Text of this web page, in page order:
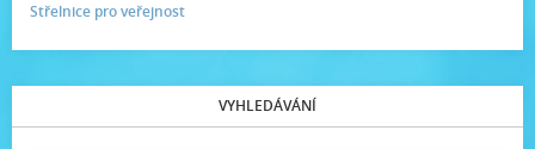
Střelnice pro veřejnost
VYHLEDÁVÁNÍ